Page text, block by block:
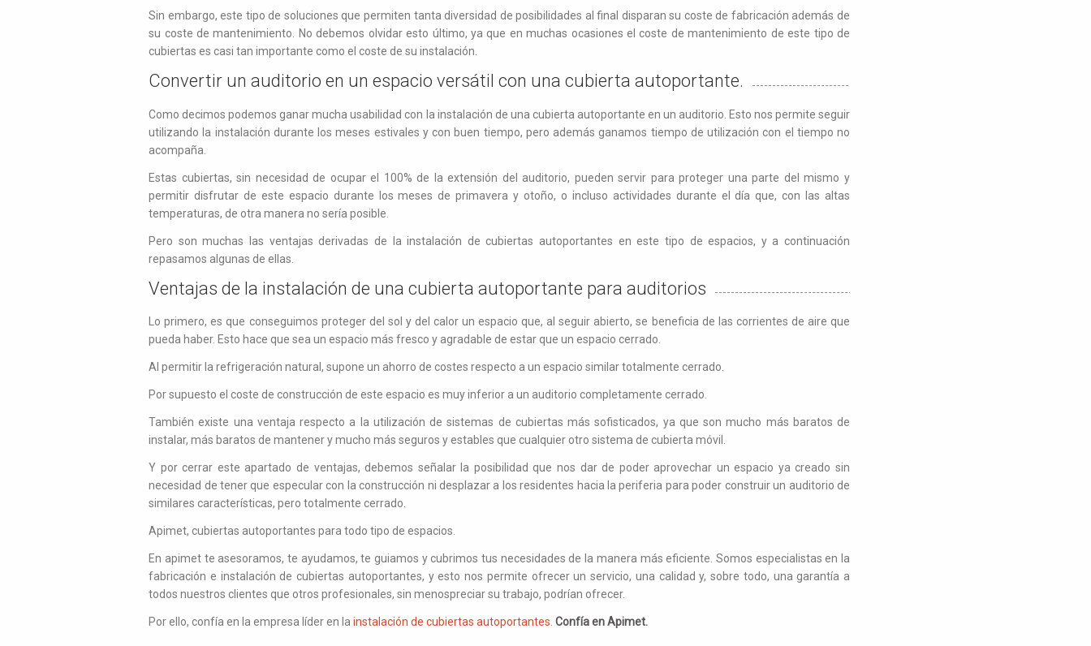
Sin embargo, este tipo de soluciones que permiten tanta diversidad de posibilidades al final disparan su coste de fabricación además de
su coste de mantenimiento. No debemos olvidar esto último, ya que en muchas ocasiones el coste de mantenimiento de este tipo de
cubiertas es casi tan importante como el coste de su instalación.
Convertir un auditorio en un espacio versátil con una cubierta autoportante.
Como decimos podemos ganar mucha usabilidad con la instalación de una cubierta autoportante en un auditorio. Esto nos permite seguir
utilizando la instalación durante los meses estivales y con buen tiempo, pero además ganamos tiempo de utilización con el tiempo no
acompaña.
Estas cubiertas, sin necesidad de ocupar el 100% de la extensión del auditorio, pueden servir para proteger una parte del mismo y
permitir disfrutar de este espacio durante los meses de primavera y otoño, o incluso actividades durante el día que, con las altas
temperaturas, de otra manera no sería posible.
Pero son muchas las ventajas derivadas de la instalación de cubiertas autoportantes en este tipo de espacios, y a continuación
repasamos algunas de ellas.
Ventajas de la instalación de una cubierta autoportante para auditorios
Lo primero, es que conseguimos proteger del sol y del calor un espacio que, al seguir abierto, se beneficia de las corrientes de aire que
pueda haber. Esto hace que sea un espacio más fresco y agradable de estar que un espacio cerrado.
Al permitir la refrigeración natural, supone un ahorro de costes respecto a un espacio similar totalmente cerrado.
Por supuesto el coste de construcción de este espacio es muy inferior a un auditorio completamente cerrado.
También existe una ventaja respecto a la utilización de sistemas de cubiertas más sofisticados, ya que son mucho más baratos de
instalar, más baratos de mantener y mucho más seguros y estables que cualquier otro sistema de cubierta móvil.
Y por cerrar este apartado de ventajas, debemos señalar la posibilidad que nos dar de poder aprovechar un espacio ya creado sin
necesidad de tener que especular con la construcción ni desplazar a los residentes hacia la periferia para poder construir un auditorio de
similares características, pero totalmente cerrado.
Apimet, cubiertas autoportantes para todo tipo de espacios.
En apimet te asesoramos, te ayudamos, te guiamos y cubrimos tus necesidades de la manera más eficiente. Somos especialistas en la
fabricación e instalación de cubiertas autoportantes, y esto nos permite ofrecer un servicio, una calidad y, sobre todo, una garantía a
todos nuestros clientes que otros profesionales, sin menospreciar su trabajo, podrían ofrecer.
Por ello, confía en la empresa líder en lainstalación de cubiertas autoportantes. Confía en Apimet.